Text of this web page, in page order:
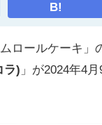
B!
ロールケーキ」
ラ) 」が2024年4